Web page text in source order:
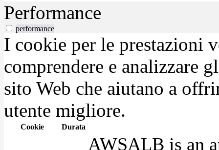
Performance
performance
I cookie per le prestazioni
comprendere e analizzare
sito Web che aiutano a
utente migliore.
Cookie Durata
AWSALB is an